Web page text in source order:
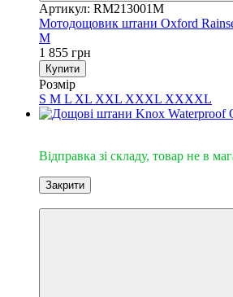
Артикул: RM213001M
Мотодощовик штани Oxford
M
1 855 грн
Купити
Розмір
S M L XL XXL XXXL XXXXL
Відправка зі складу, товар не в
Закрити